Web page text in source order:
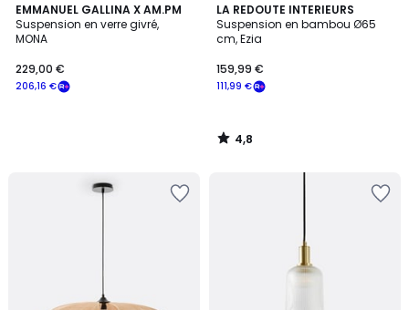
EMMANUEL GALLINA X AM.PM
Suspension en verre givré,
MONA
206,16 €
229,00 €
LA REDOUTE INTERIEURS
Suspension en bambou Ø65
cm, Ezia
111,99 €
159,99 €
4,8
/ 5
4,8
/